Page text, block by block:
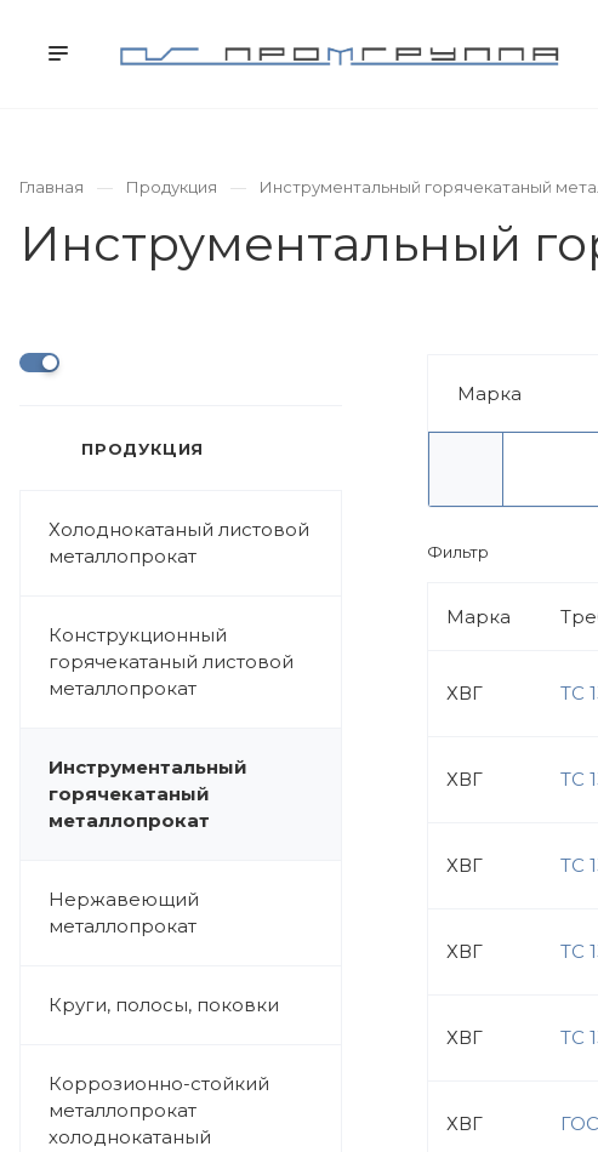
Главная
Продукция Инструментальный горячекатаный
ПРОДУКЦИЯ
Холоднокатаный листовой
металлопрокат
Конструкционный
горячекатаный листовой
металлопрокат
Инструментальный
горячекатаный
металлопрокат
Нержавеющий
металлопрокат
Круги, полосы, поковки
Коррозионно-стойкий
металлопрокат
холоднокатаный
Марка
Фильтр
Марка
ХВГ ТС
ХВГ ТС
ХВГ ТС
ХВГ ТС
ХВГ ТС
ХВГ